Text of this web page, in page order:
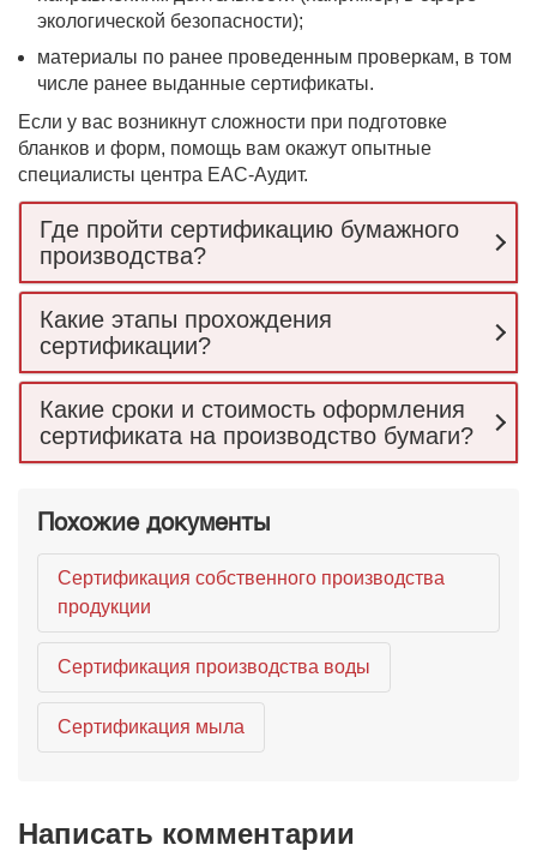
экологической безопасности);
материалы по ранее проведенным проверкам, в том
числе ранее выданные сертификаты.
Если у вас возникнут сложности при подготовке
бланков и форм, помощь вам окажут опытные
специалисты центра ЕАС-Аудит.
Где пройти сертификацию бумажного
производства?
Какие этапы прохождения
сертификации?
Какие сроки и стоимость оформления
сертификата на производство бумаги?
Похожие документы
Сертификация собственного производства
продукции
Сертификация производства воды
Сертификация мыла
Написать комментарии